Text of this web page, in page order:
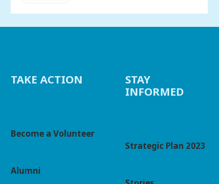
TAKE ACTION
Become a Volunteer
Alumni
STAY
INFORMED
Strategic Plan 2023